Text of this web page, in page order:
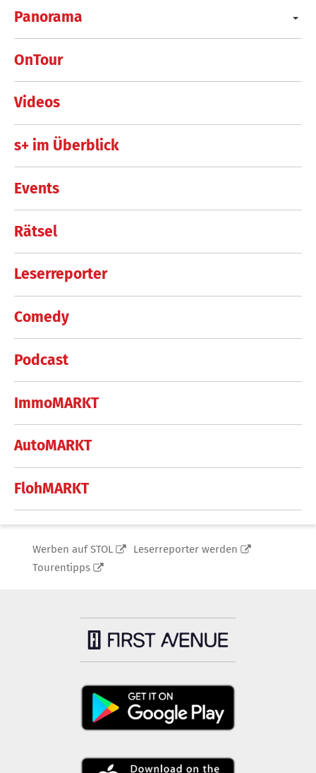
Panorama
OnTour
Videos
s+ im Überblick
Events
Rätsel
Leserreporter
Comedy
Podcast
ImmoMARKT
AutoMARKT
FlohMARKT
Werben auf STOL
Leserreporter werden
Tourentipps